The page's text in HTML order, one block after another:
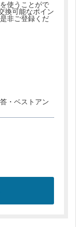
使うことがで
換可能なポイン
非ご登録くだ
・ベストアン